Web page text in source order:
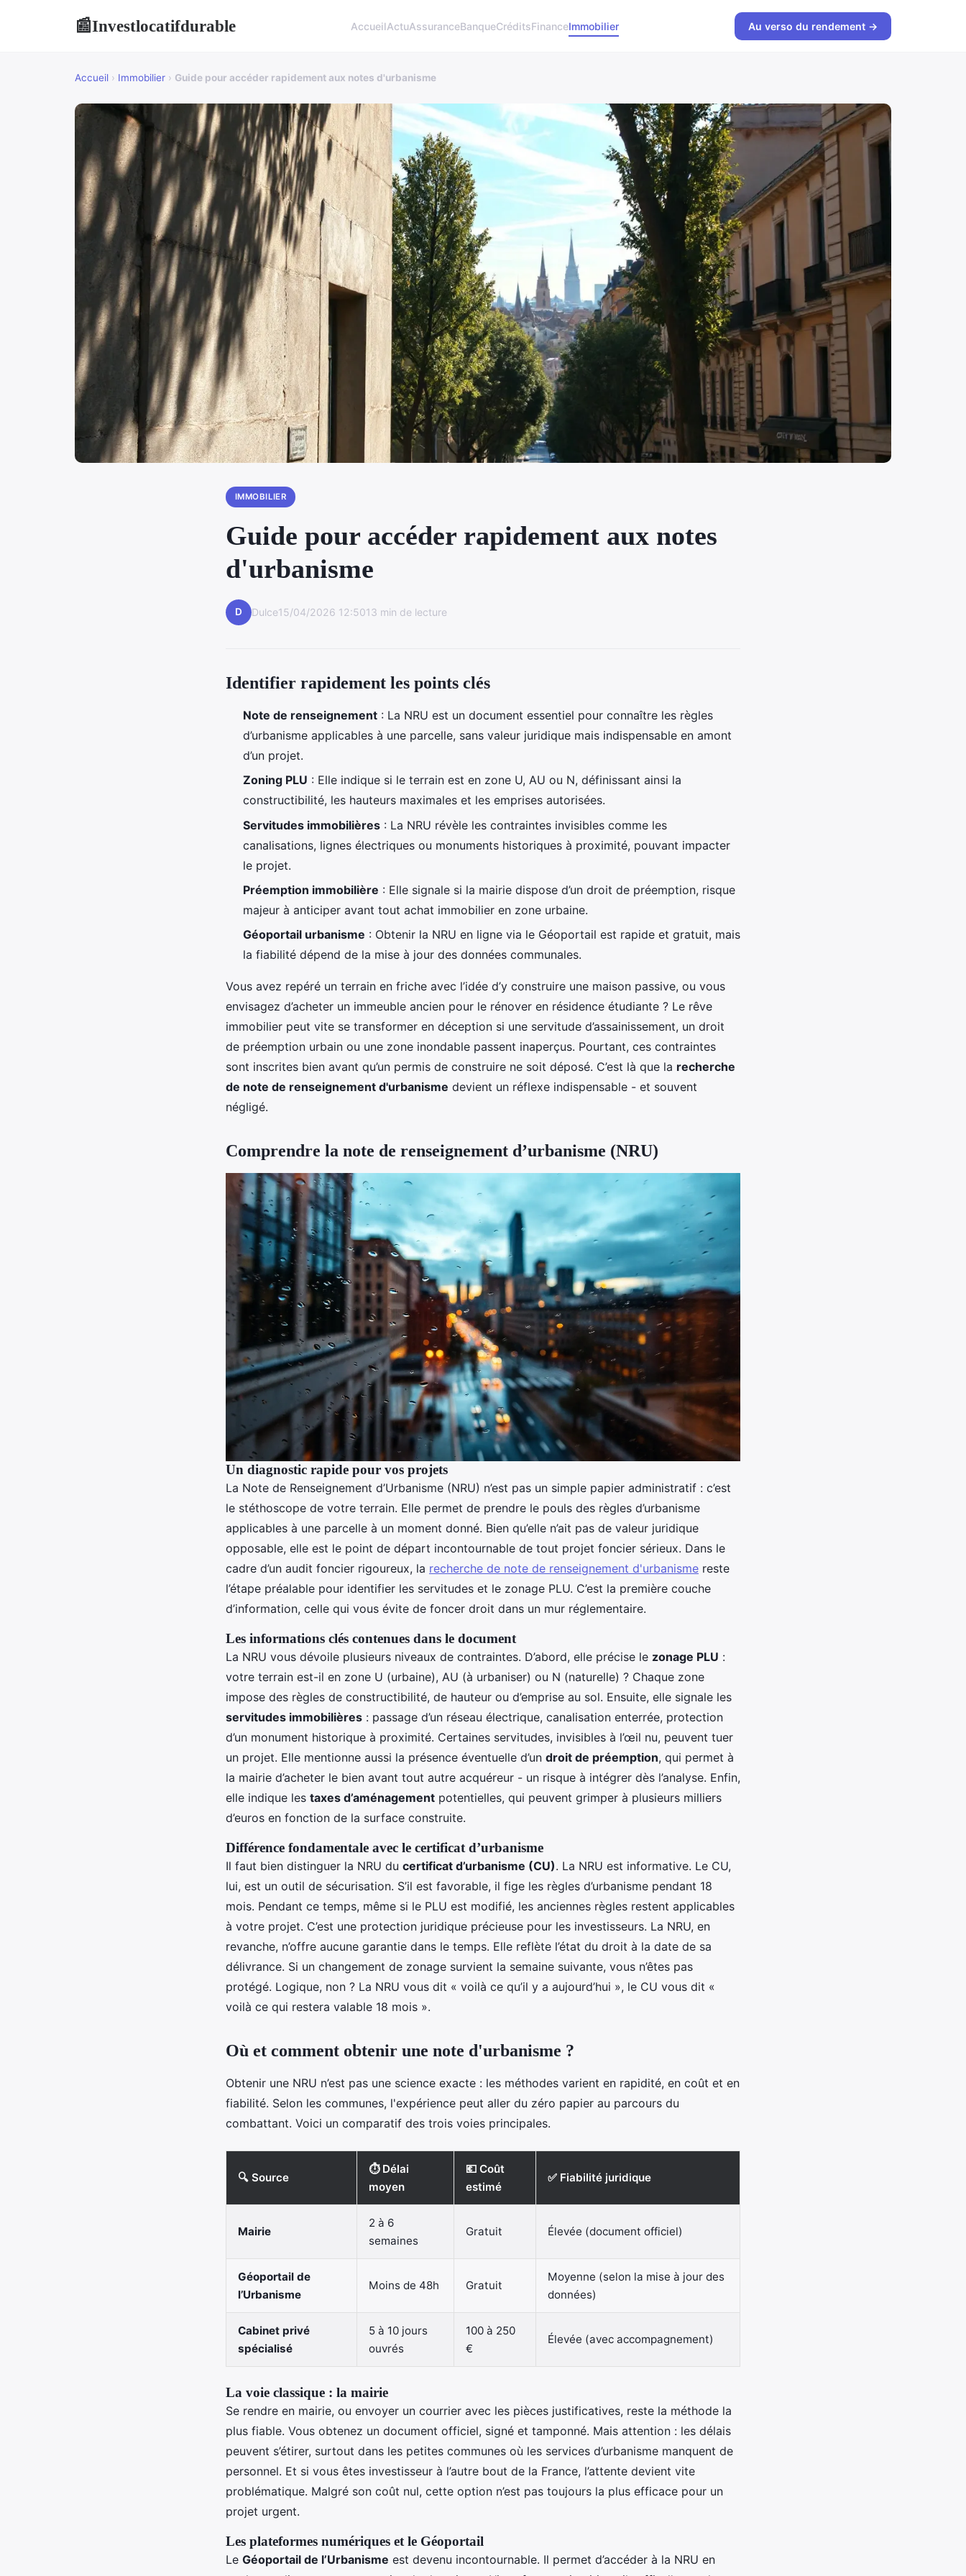
📰Investlocatifdurable AccueilActuAssuranceBanqueCréditsFinanceImmobilier Au verso du rendement →
Accueil › Immobilier › Guide pour accéder rapidement aux notes d'urbanisme
IMMOBILIER
Guide pour accéder rapidement aux notes
d'urbanisme
D Dulce15/04/2026 12:5013 min de lecture
Identifier rapidement les points clés
Note de renseignement : La NRU est un document essentiel pour connaître les règles
d’urbanisme applicables à une parcelle, sans valeur juridique mais indispensable en amont
d’un projet.
Zoning PLU : Elle indique si le terrain est en zone U, AU ou N, définissant ainsi la
constructibilité, les hauteurs maximales et les emprises autorisées.
Servitudes immobilières : La NRU révèle les contraintes invisibles comme les
canalisations, lignes électriques ou monuments historiques à proximité, pouvant impacter
le projet.
Préemption immobilière : Elle signale si la mairie dispose d’un droit de préemption, risque
majeur à anticiper avant tout achat immobilier en zone urbaine.
Géoportail urbanisme : Obtenir la NRU en ligne via le Géoportail est rapide et gratuit, mais
la fiabilité dépend de la mise à jour des données communales.
Vous avez repéré un terrain en friche avec l’idée d’y construire une maison passive, ou vous
envisagez d’acheter un immeuble ancien pour le rénover en résidence étudiante ? Le rêve
immobilier peut vite se transformer en déception si une servitude d’assainissement, un droit
de préemption urbain ou une zone inondable passent inaperçus. Pourtant, ces contraintes
sont inscrites bien avant qu’un permis de construire ne soit déposé. C’est là que la recherche
de note de renseignement d'urbanisme devient un réflexe indispensable - et souvent
négligé.
Comprendre la note de renseignement d’urbanisme (NRU)
Un diagnostic rapide pour vos projets
La Note de Renseignement d’Urbanisme (NRU) n’est pas un simple papier administratif : c’est
le stéthoscope de votre terrain. Elle permet de prendre le pouls des règles d’urbanisme
applicables à une parcelle à un moment donné. Bien qu’elle n’ait pas de valeur juridique
opposable, elle est le point de départ incontournable de tout projet foncier sérieux. Dans le
cadre d’un audit foncier rigoureux, la recherche de note de renseignement d'urbanisme reste
l’étape préalable pour identifier les servitudes et le zonage PLU. C’est la première couche
d’information, celle qui vous évite de foncer droit dans un mur réglementaire.
Les informations clés contenues dans le document
La NRU vous dévoile plusieurs niveaux de contraintes. D’abord, elle précise le zonage PLU :
votre terrain est-il en zone U (urbaine), AU (à urbaniser) ou N (naturelle) ? Chaque zone
impose des règles de constructibilité, de hauteur ou d’emprise au sol. Ensuite, elle signale les
servitudes immobilières : passage d’un réseau électrique, canalisation enterrée, protection
d’un monument historique à proximité. Certaines servitudes, invisibles à l’œil nu, peuvent tuer
un projet. Elle mentionne aussi la présence éventuelle d’un droit de préemption, qui permet à
la mairie d’acheter le bien avant tout autre acquéreur - un risque à intégrer dès l’analyse. Enfin,
elle indique les taxes d’aménagement potentielles, qui peuvent grimper à plusieurs milliers
d’euros en fonction de la surface construite.
Différence fondamentale avec le certificat d’urbanisme
Il faut bien distinguer la NRU du certificat d’urbanisme (CU). La NRU est informative. Le CU,
lui, est un outil de sécurisation. S’il est favorable, il fige les règles d’urbanisme pendant 18
mois. Pendant ce temps, même si le PLU est modifié, les anciennes règles restent applicables
à votre projet. C’est une protection juridique précieuse pour les investisseurs. La NRU, en
revanche, n’offre aucune garantie dans le temps. Elle reflète l’état du droit à la date de sa
délivrance. Si un changement de zonage survient la semaine suivante, vous n’êtes pas
protégé. Logique, non ? La NRU vous dit « voilà ce qu’il y a aujourd’hui », le CU vous dit «
voilà ce qui restera valable 18 mois ».
Où et comment obtenir une note d'urbanisme ?
Obtenir une NRU n’est pas une science exacte : les méthodes varient en rapidité, en coût et en
fiabilité. Selon les communes, l'expérience peut aller du zéro papier au parcours du
combattant. Voici un comparatif des trois voies principales.
🔍 Source
⏱ Délai
moyen
💶 Coût
estimé
✅ Fiabilité juridique
Mairie
2 à 6
semaines
Gratuit Élevée (document officiel)
Géoportail de
l’Urbanisme
Moins de 48h Gratuit
Moyenne (selon la mise à jour des
données)
Cabinet privé
spécialisé
5 à 10 jours
ouvrés
100 à 250
€
Élevée (avec accompagnement)
La voie classique : la mairie
Se rendre en mairie, ou envoyer un courrier avec les pièces justificatives, reste la méthode la
plus fiable. Vous obtenez un document officiel, signé et tamponné. Mais attention : les délais
peuvent s’étirer, surtout dans les petites communes où les services d’urbanisme manquent de
personnel. Et si vous êtes investisseur à l’autre bout de la France, l’attente devient vite
problématique. Malgré son coût nul, cette option n’est pas toujours la plus efficace pour un
projet urgent.
Les plateformes numériques et le Géoportail
Le Géoportail de l’Urbanisme est devenu incontournable. Il permet d’accéder à la NRU en